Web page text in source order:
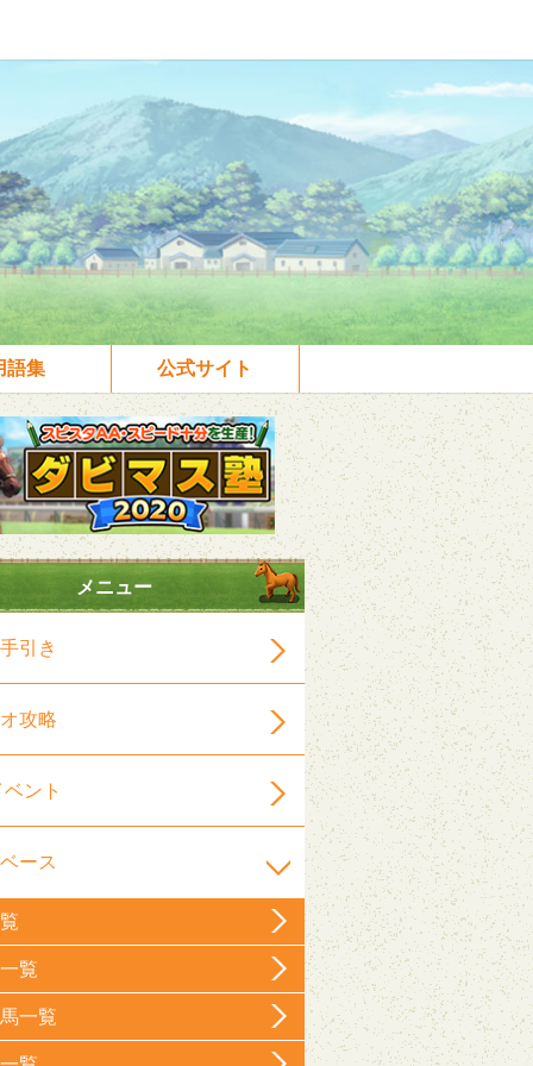
語集 公式サイト
メニュー
引き
攻略
ント
ース
覧
一覧